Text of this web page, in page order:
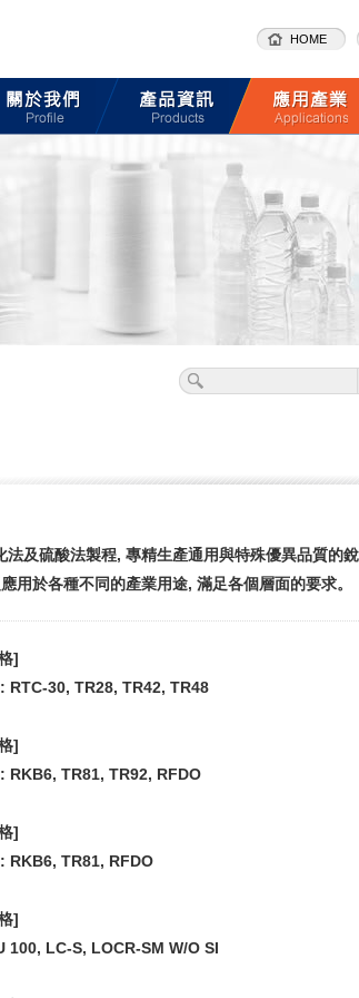
HOME
法及硫酸法製程, 專精生產通用與特殊優異品質的
用於各種不同的產業用途, 滿足各個層面的要求。
]
RTC-30, TR28, TR42, TR48
]
RKB6, TR81, TR92, RFDO
]
RKB6, TR81, RFDO
]
100, LC-S, LOCR-SM W/O SI